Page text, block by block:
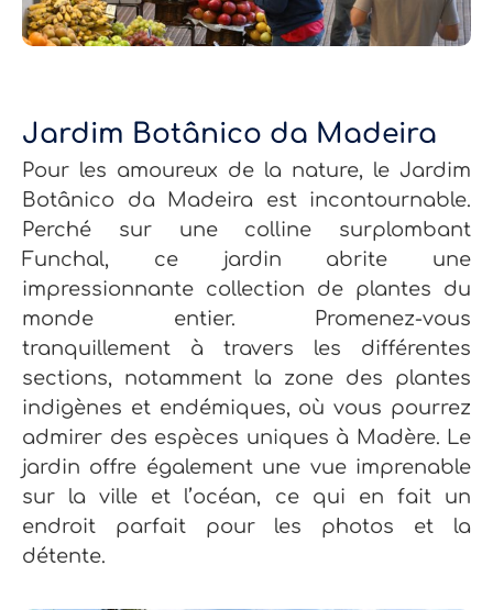
Jardim Botânico da Madeira
Pour les amoureux de la nature, le Jardim
Botânico da Madeira est incontournable.
Perché sur une colline surplombant
Funchal, ce jardin abrite une
impressionnante collection de plantes du
monde entier. Promenez-vous
tranquillement à travers les différentes
sections, notamment la zone des plantes
indigènes et endémiques, où vous pourrez
admirer des espèces uniques à Madère. Le
jardin offre également une vue imprenable
sur la ville et l’océan, ce qui en fait un
endroit parfait pour les photos et la
détente.